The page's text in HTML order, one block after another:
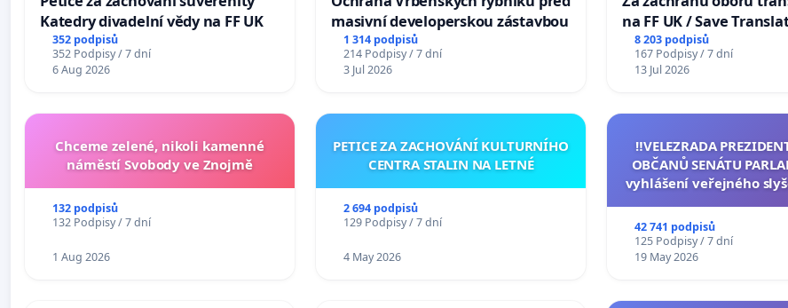
Katedry divadelní vědy na FF UK
352 podpisů
352 Podpisy / 7 dní
6 Aug 2026
masivní developerskou zástavbou
1 314 podpisů
214 Podpisy / 7 dní
3 Jul 2026
na FF UK / Save
Studies at the Faculty of
Charles University
8 203 podpisů
167 Podpisy / 7 dní
13 Jul 2026
Chceme zelené, nikoli kamenné
náměstí Svobody ve Znojmě
132 podpisů
132 Podpisy / 7 dní
1 Aug 2026
PETICE ZA ZACHOVÁNÍ KULTURNÍHO
CENTRA STALIN NA LETNÉ
2 694 podpisů
129 Podpisy / 7 dní
4 May 2026
‼️VELEZRADA
OBČANŮ SENÁTU
vyhlášení veřejného
na přijetí usnesení k
žaloby na prezidenta
42 741 podpisů
125 Podpisy / 7 dní
19 May 2026